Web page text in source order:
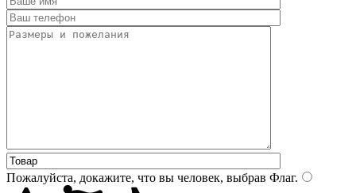
Пожалуйста, докажите, что вы человек, выбрав Флаг.